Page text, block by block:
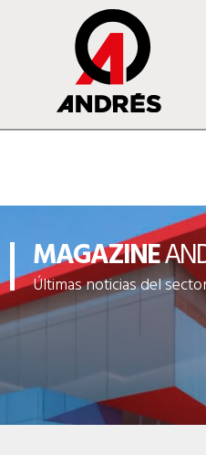
MAGAZINE
Últimas noticias del